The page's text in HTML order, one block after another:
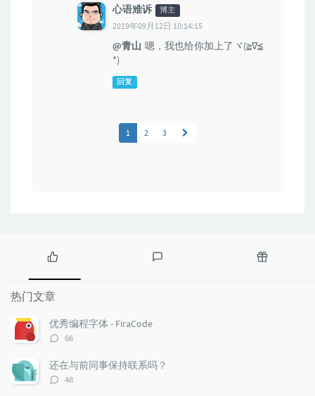
心语难诉 博主
2019年09月12日 10:14:15
@青山 嗯，我也给你加上了ヾ(≧∇≦
*)ゝ
回复
1 2 3
热
门
文
章
热门文章
优秀编程字体 - FiraCode
评
数：
66
还在与前同事保持联系吗？
评
48